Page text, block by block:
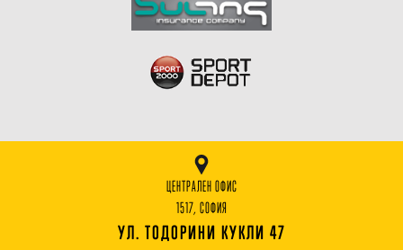
ЦЕНТРАЛЕН ОФИС
1517, СОФИЯ
УЛ. ТОДОРИНИ КУКЛИ 47